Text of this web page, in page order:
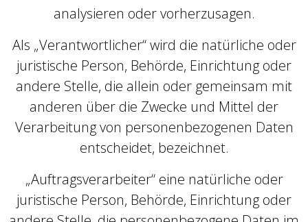
analysieren oder vorherzusagen.
Als „Verantwortlicher“ wird die natürliche oder
juristische Person, Behörde, Einrichtung oder
andere Stelle, die allein oder gemeinsam mit
anderen über die Zwecke und Mittel der
Verarbeitung von personenbezogenen Daten
entscheidet, bezeichnet.
„Auftragsverarbeiter“ eine natürliche oder
juristische Person, Behörde, Einrichtung oder